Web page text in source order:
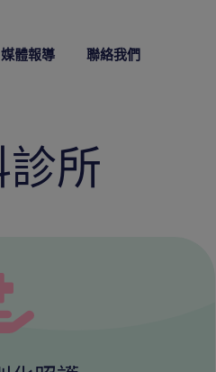
媒體報導 聯絡我們
所